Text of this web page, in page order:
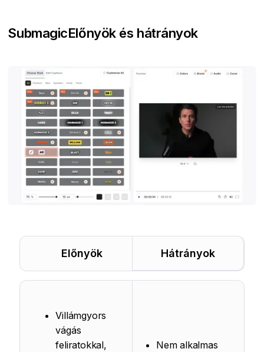
SubmagicElőnyök és hátrányok
Előnyök Hátrányok
Villámgyors
vágás
feliratokkal,
Nem alkalmas